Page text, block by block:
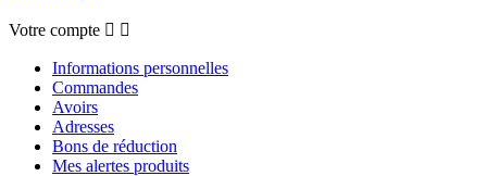
Votre compte  
Informations personnelles
Commandes
Avoirs
Adresses
Bons de réduction
Mes alertes produits